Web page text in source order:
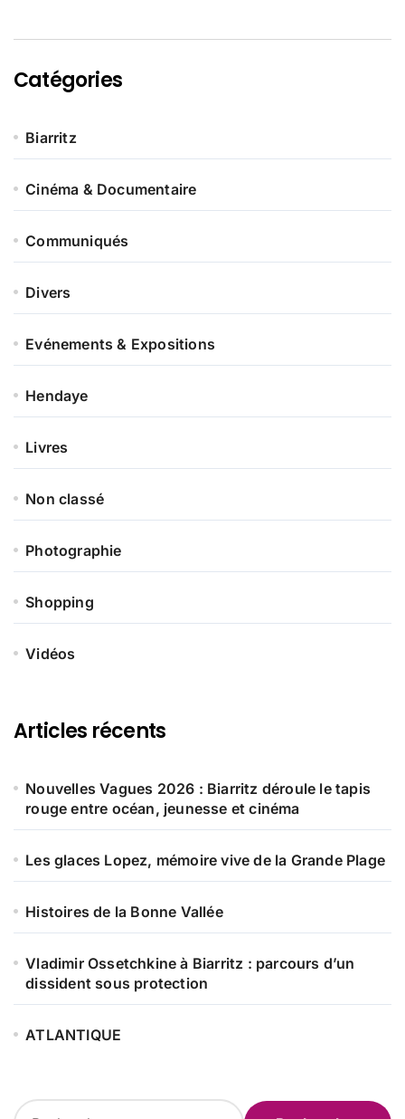
o
Catégories
Biarritz
Cinéma & Documentaire
Communiqués
Divers
Evénements & Expositions
Hendaye
Livres
Non classé
Photographie
Shopping
Vidéos
Articles récents
Nouvelles Vagues 2026 : Biarritz déroule le tapis
rouge entre océan, jeunesse et cinéma
Les glaces Lopez, mémoire vive de la Grande Plage
Histoires de la Bonne Vallée
Vladimir Ossetchkine à Biarritz : parcours d’un
dissident sous protection
ATLANTIQUE
R